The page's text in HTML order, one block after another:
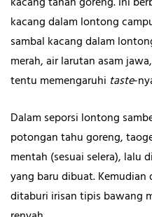
kacang dalam lontong
sambal kacang dalam
merah, air larutan asam
tentu memengaruhi taste-
Dalam seporsi lontong
potongan tahu goreng,
mentah (sesuai selera), lalu
yang baru dibuat.
ditaburi irisan tipis bawang